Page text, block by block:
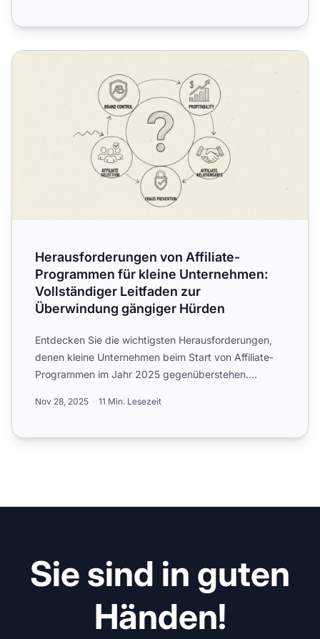
Herausforderungen von Affiliate-Programmen für kleine
Herausforderungen von Affiliate-
Programmen für kleine Unternehmen:
Vollständiger Leitfaden zur
Überwindung gängiger Hürden
Entdecken Sie die wichtigsten Herausforderungen,
denen kleine Unternehmen beim Start von Affiliate-
Programmen im Jahr 2025 gegenüberstehen.
Nov 28, 2025 11 Min. Lesezeit
Sie sind in guten
Händen!